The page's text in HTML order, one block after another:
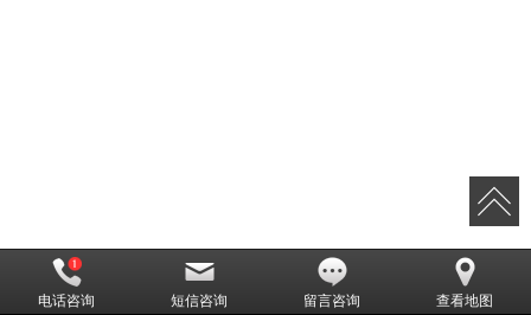
电话咨询 短信咨询 留言咨询 查看地图